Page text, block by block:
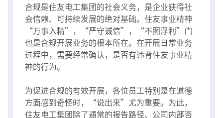
合规是住友电工集团的社会义务，是企业获得社
会信赖、可持续发展的绝对基础。住友事业精神
“万事入精”，“严守诚信”，“不图浮利”(*)
也是合规开展业务的根本所在。在开展日常业务
过程中，需要经常确认，是否有违背住友事业精
神的行为。
为促进合规的有效开展，各位员工特别是在道德
方面感到奇怪时，“说出来”尤为重要。为此，
住友电工集团除了通常的报告路径、公司内部咨